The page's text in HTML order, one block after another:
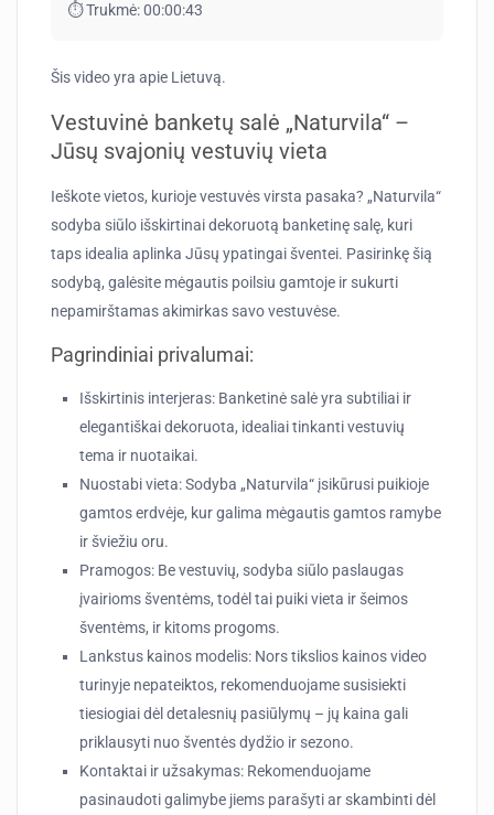
⏱️ Trukmė:00:00:43
Šis video yra apie Lietuvą.
Vestuvinė banketų salė „Naturvila“ –
Jūsų svajonių vestuvių vieta
Ieškote vietos, kurioje vestuvės virsta pasaka? „Naturvila“
sodyba siūlo išskirtinai dekoruotą banketinę salę, kuri
taps idealia aplinka Jūsų ypatingai šventei. Pasirinkę šią
sodybą, galėsite mėgautis poilsiu gamtoje ir sukurti
nepamirštamas akimirkas savo vestuvėse.
Pagrindiniai privalumai:
Išskirtinis interjeras: Banketinė salė yra subtiliai ir
elegantiškai dekoruota, idealiai tinkanti vestuvių
tema ir nuotaikai.
Nuostabi vieta: Sodyba „Naturvila“ įsikūrusi puikioje
gamtos erdvėje, kur galima mėgautis gamtos ramybe
ir šviežiu oru.
Pramogos: Be vestuvių, sodyba siūlo paslaugas
įvairioms šventėms, todėl tai puiki vieta ir šeimos
šventėms, ir kitoms progoms.
Lankstus kainos modelis: Nors tikslios kainos video
turinyje nepateiktos, rekomenduojame susisiekti
tiesiogiai dėl detalesnių pasiūlymų – jų kaina gali
priklausyti nuo šventės dydžio ir sezono.
Kontaktai ir užsakymas: Rekomenduojame
pasinaudoti galimybe jiems parašyti ar skambinti dėl